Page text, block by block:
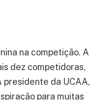
na competição. A
dez competidoras,
presidente da UCAA,
para muitas